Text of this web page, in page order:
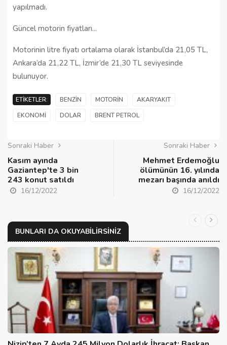
yapılmadı.
Güncel motorin fiyatları...
Motorinin litre fiyatı ortalama olarak İstanbul’da 21,05 TL,
Ankara’da 21,22 TL, İzmir’de 21,30 TL seviyesinde
bulunuyor.
ETIKETLER: BENZIN MOTORIN
AKARYAKIT
EKONOMI
DOLAR BRENT PETROL
Sonraki Haber
Kasım ayında
Gaziantep'te 3 bin
243 konut satıldı
16/12/2022
Sonraki Haber
Mehmet Erdemoğlu
ölümünün 16. yılında
mezarı başında anıldı
16/12/2022
BUNLARI DA OKUYABILIRSINIZ